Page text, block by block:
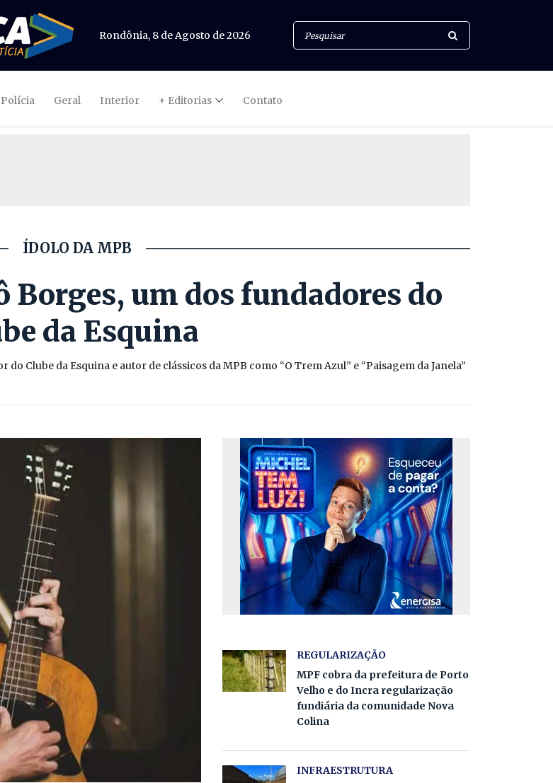
Rondônia, 8 de Agosto de 2026
Polícia Geral Interior + Editorias Contato
ÍDOLO DA MPB
Borges, um dos fundadores do
da Esquina
Clube da Esquina e autor de clássicos da MPB como “O Trem Azul” e “Paisagem da Janela”
REGULARIZAÇÃO
MPF cobra da prefeitura de Porto
Velho e do Incra regularização
fundiária da comunidade Nova
Colina
INFRAESTRUTURA